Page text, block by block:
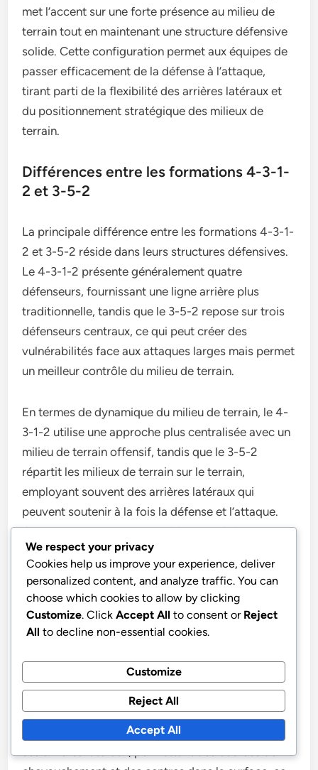
met l’accent sur une forte présence au milieu de
terrain tout en maintenant une structure défensive
solide. Cette configuration permet aux équipes de
passer efficacement de la défense à l’attaque,
tirant parti de la flexibilité des arrières latéraux et
du positionnement stratégique des milieux de
terrain.
Différences entre les formations 4-3-1-
2 et 3-5-2
La principale différence entre les formations 4-3-1-
2 et 3-5-2 réside dans leurs structures défensives.
Le 4-3-1-2 présente généralement quatre
défenseurs, fournissant une ligne arrière plus
traditionnelle, tandis que le 3-5-2 repose sur trois
défenseurs centraux, ce qui peut créer des
vulnérabilités face aux attaques larges mais permet
un meilleur contrôle du milieu de terrain.
En termes de dynamique du milieu de terrain, le 4-
3-1-2 utilise une approche plus centralisée avec un
milieu de terrain offensif, tandis que le 3-5-2
répartit les milieux de terrain sur le terrain,
employant souvent des arrières latéraux qui
peuvent soutenir à la fois la défense et l’attaque.
Cela peut mener à une transition plus fluide
pendant le jeu, car les arrières latéraux peuvent
rapidement changer de rôle en fonction de la
situation.
Les stratégies offensives diffèrent également
concentre souvent sur des passes rapides et
complexes au centre, visant à décomposer les
défenses avec une attaque concentrée. En
revanche, le 3-5-2 peut exploiter la largeur grâce à
ses arrières latéraux, permettant des courses de
We respect your privacy
Cookies help us improve your experience, deliver
personalized content, and analyze traffic. You can
choose which cookies to allow by clicking
Customize. Click Accept All to consent or Reject
All to decline non-essential cookies.
Customize
Reject All
Accept All